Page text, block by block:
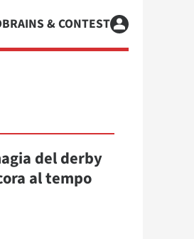
BRAINS & CONTEST
del derby
al tempo